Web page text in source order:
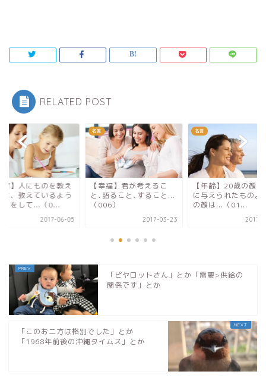
RELATED POST
育】人にものを教え
は、教えているよう
りをして...（0...
2017-06-05
名言
【幸福】君が考えるこ
と､語ること､すること...
（006）
2017-03-23
名言
【年齢】20歳の顔
に与えられたもの｡
の顔は...（01...
2017-
「ピヤロットさん」とか「需要>供給の
関係です」とか
「このお二方は格別でした」とか
「1968年前後の沖縄タイムス」とか